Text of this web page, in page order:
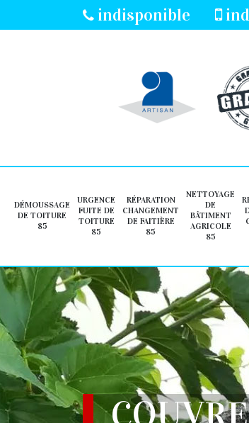
indisponible
DÉMOUSSAGE
DE TOITURE
85
URGENCE
FUITE DE
TOITURE
85
RÉPARATION
CHANGEMENT
DE FAITIÈRE
85
NETTOYAGE
DE
BÂTIMENT
AGRICOLE
85